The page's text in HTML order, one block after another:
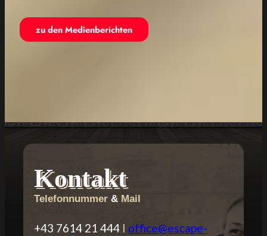
zu den Medienberichten
Kontakt
Telefonnummer & Mail
+43 7614 21 444 I office@escape-